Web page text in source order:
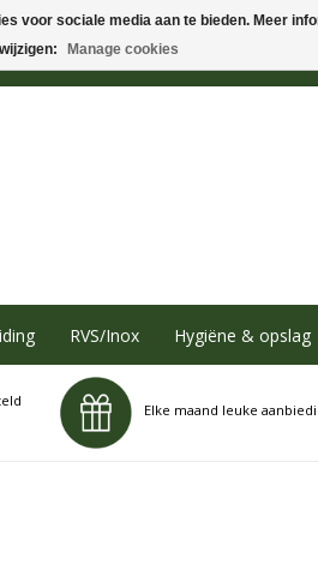
RVS/Inox Hygiëne & opslag
Elke maand leuke
sociale media aan te bieden. Meer
Manage cookies